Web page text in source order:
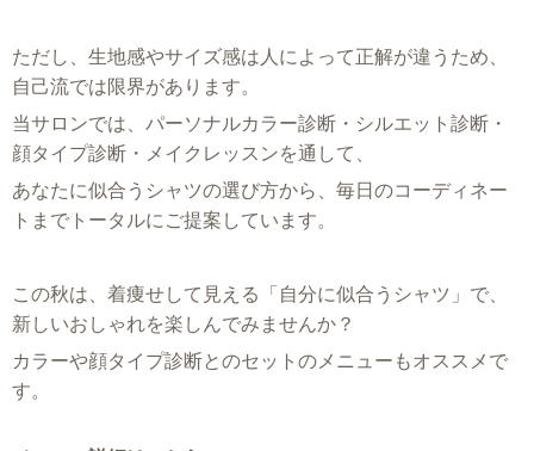
ただし、生地感やサイズ感は人によって正解が違うため、
自己流では限界があります。
当サロンでは、パーソナルカラー診断・シルエット診断・
顔タイプ診断・メイクレッスンを通して、
あなたに似合うシャツの選び方から、毎日のコーディネー
トまでトータルにご提案しています。
この秋は、着痩せして見える「自分に似合うシャツ」で、
新しいおしゃれを楽しんでみませんか？
カラーや顔タイプ診断とのセットのメニューもオススメで
す。